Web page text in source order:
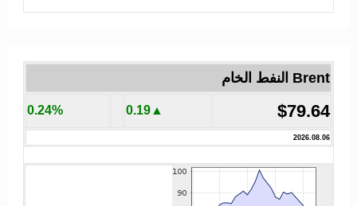
Brent النفط الخام
$79.64
▲0.19
0.24%
2026.08.06